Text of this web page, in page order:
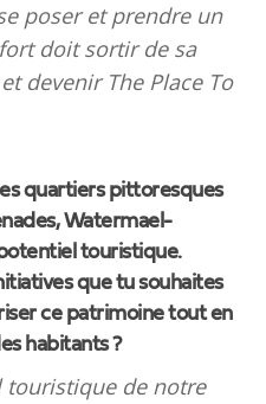
poser et prendre un
doit sortir de sa
devenir The Place To
quartiers pittoresques
Watermael-
touristique.
que tu souhaites
ce patrimoine tout en
habitants ?
touristique de notre